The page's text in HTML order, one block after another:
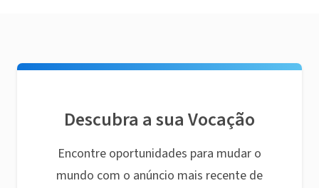
Descubra a sua Vocação
Encontre oportunidades para mudar o
mundo com o anúncio mais recente de